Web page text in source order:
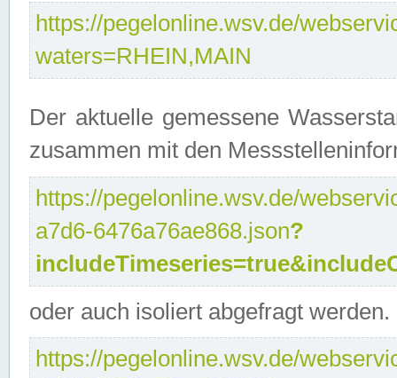
https://pegelonline.wsv.de/
waters=RHEIN,MAIN
Der aktuelle gemessene
zusammen mit den
https://pegelonline.wsv.de/
a7d6-6476a76ae868.json?
oder auch isoliert abgefragt werden.
https://pegelonline.wsv.de/